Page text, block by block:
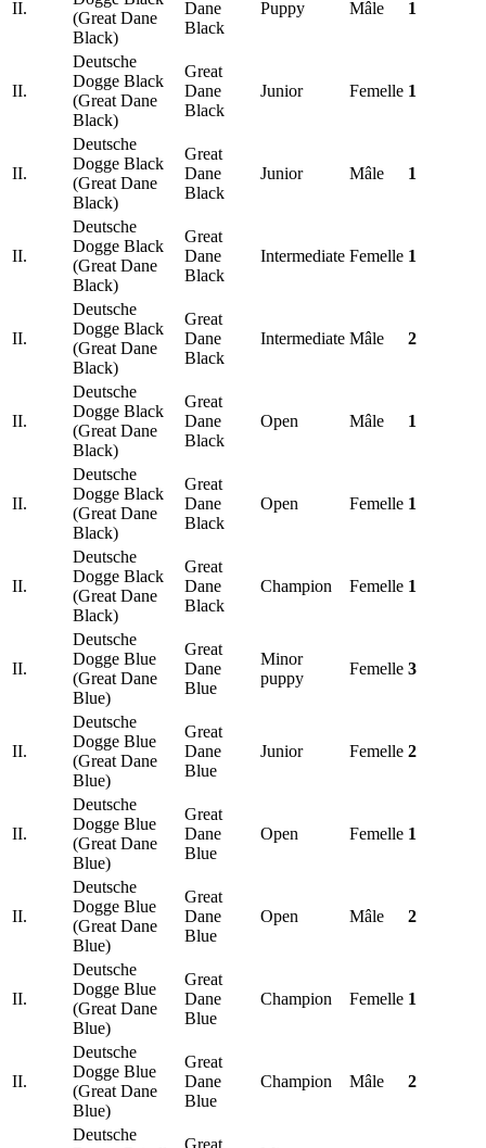
II.
(Great Dane
Black)
Dane
Black
Puppy Mâle 1
II.
Deutsche
Dogge Black
(Great Dane
Black)
Great
Dane
Black
Junior Femelle 1
II.
Deutsche
Dogge Black
(Great Dane
Black)
Great
Dane
Black
Junior Mâle 1
II.
Deutsche
Dogge Black
(Great Dane
Black)
Great
Dane
Black
Intermediate Femelle 1
II.
Deutsche
Dogge Black
(Great Dane
Black)
Great
Dane
Black
Intermediate Mâle 2
II.
Deutsche
Dogge Black
(Great Dane
Black)
Great
Dane
Black
Open Mâle 1
II.
Deutsche
Dogge Black
(Great Dane
Black)
Great
Dane
Black
Open Femelle 1
II.
Deutsche
Dogge Black
(Great Dane
Black)
Great
Dane
Black
Champion Femelle 1
II.
Deutsche
Dogge Blue
(Great Dane
Blue)
Great
Dane
Blue
Minor
puppy
Femelle 3
II.
Deutsche
Dogge Blue
(Great Dane
Blue)
Great
Dane
Blue
Junior Femelle 2
II.
Deutsche
Dogge Blue
(Great Dane
Blue)
Great
Dane
Blue
Open Femelle 1
II.
Deutsche
Dogge Blue
(Great Dane
Blue)
Great
Dane
Blue
Open Mâle 2
II.
Deutsche
Dogge Blue
(Great Dane
Blue)
Great
Dane
Blue
Champion Femelle 1
II.
Deutsche
Dogge Blue
(Great Dane
Blue)
Great
Dane
Blue
Champion Mâle 2
Deutsche